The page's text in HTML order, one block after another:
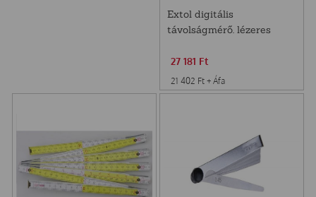
Extol digitális
távolságmérő. lézeres
27 181 Ft
21 402 Ft + Áfa